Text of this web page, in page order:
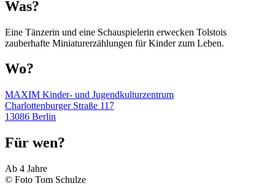
Was?
Eine Tänzerin und eine Schauspielerin erwecken Tolstois
zauberhafte Miniaturerzählungen für Kinder zum Leben.
Wo?
MAXIM Kinder- und Jugendkulturzentrum
Charlottenburger Straße 117
13086 Berlin
Für wen?
Ab 4 Jahre
© Foto Tom Schulze